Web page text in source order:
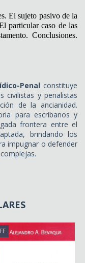
El sujeto pasivo de la
particular caso de las
Conclusiones.
Penal constituye
civilistas y penalistas
de la ancianidad.
para escribanos y
frontera entre el
brindando los
impugnar o defender